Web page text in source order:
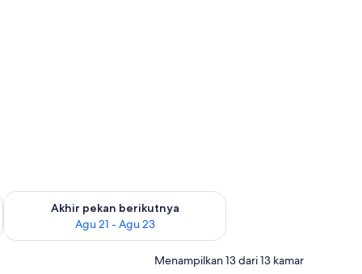
Agu 14 - Agu 16
Akhir pekan berikutnya
Agu 21 - Agu 23
Periksa ketersediaan untuk akhir pekan berikutnya Agu 21 -
Menampilkan 13 dari 13 kamar